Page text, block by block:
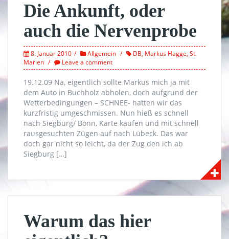
Die Ankunft, oder
auch die Nervenprobe
8. Januar 2010 Allgemein DB, Markus Hagge, St.
Marien
Leave a comment
19.12.09 Na, eigentlich sollte Markus mich ja mit
dem Auto in Buchholz abholen, doch aufgrund der
Wetterbedingungen – SCHNEE- hatten wir das
kurzfristig umgeschmissen. Nun hieß es schnell
nach Siegburg/ Bonn, Karte kaufen und mit schnell
rausgesuchten Zügen auf nach Lübeck. Das war
doch gar nicht so leicht, da der Zug den ich ab
Siegburg […]
Warum das hier